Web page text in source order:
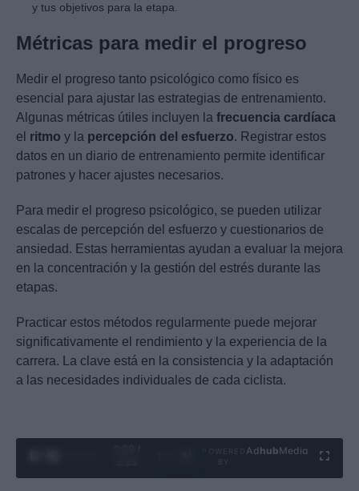
y tus objetivos para la etapa.
Métricas para medir el progreso
Medir el progreso tanto psicológico como físico es
esencial para ajustar las estrategias de entrenamiento.
Algunas métricas útiles incluyen la frecuencia cardíaca
el ritmo y la percepción del esfuerzo. Registrar estos
datos en un diario de entrenamiento permite identificar
patrones y hacer ajustes necesarios.
Para medir el progreso psicológico, se pueden utilizar
escalas de percepción del esfuerzo y cuestionarios de
ansiedad. Estas herramientas ayudan a evaluar la mejora
en la concentración y la gestión del estrés durante las
etapas.
Practicar estos métodos regularmente puede mejorar
significativamente el rendimiento y la experiencia de la
carrera. La clave está en la consistencia y la adaptación
a las necesidades individuales de cada ciclista.
Ad hubMedia